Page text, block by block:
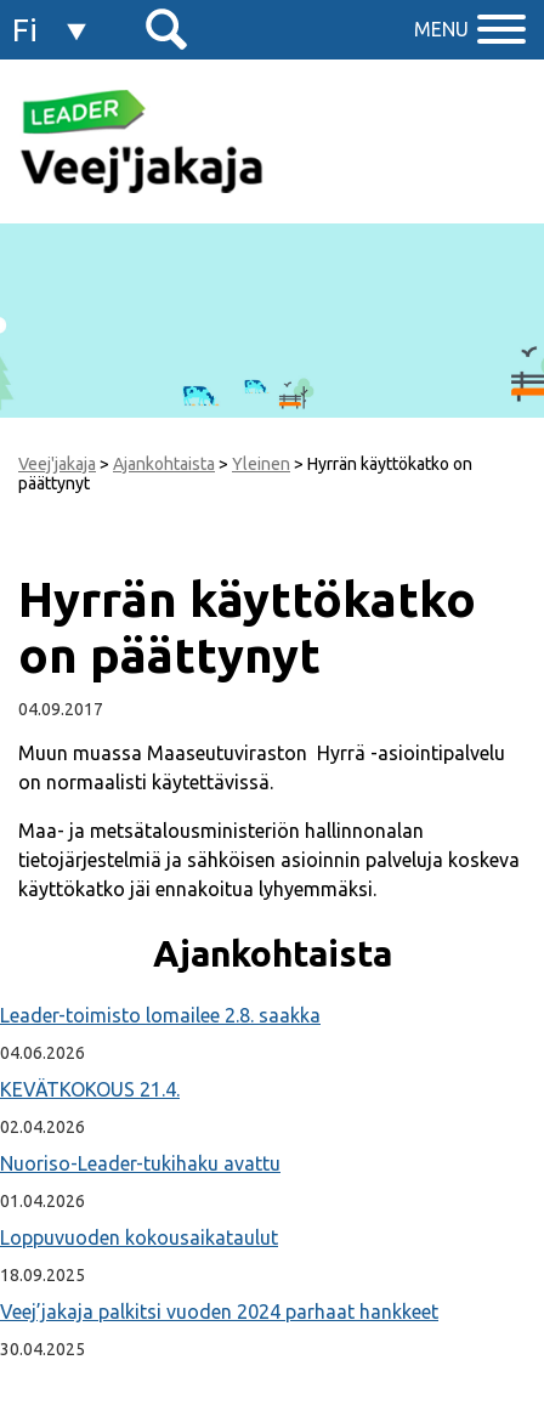
Fi
MENU
Veej'jakaja > Ajankohtaista > Yleinen > Hyrrän käyttökatko on
päättynyt
Hyrrän käyttökatko
on päättynyt
04.09.2017
Muun muassa Maaseutuviraston Hyrrä -asiointipalvelu
on normaalisti käytettävissä.
Maa- ja metsätalousministeriön hallinnonalan
tietojärjestelmiä ja sähköisen asioinnin palveluja koskeva
käyttökatko jäi ennakoitua lyhyemmäksi.
Ajankohtaista
Leader-toimisto lomailee 2.8. saakka
04.06.2026
KEVÄTKOKOUS 21.4.
02.04.2026
Nuoriso-Leader-tukihaku avattu
01.04.2026
Loppuvuoden kokousaikataulut
18.09.2025
Veej’jakaja palkitsi vuoden 2024 parhaat hankkeet
30.04.2025